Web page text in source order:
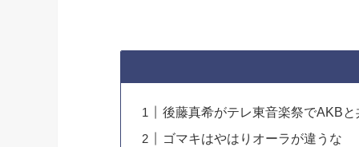
後藤真希がテレ東音楽祭でAKB
ゴマキはやはりオーラが違うな